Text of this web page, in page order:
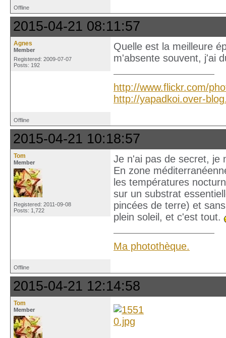
Offline
2015-04-21 08:11:57
Agnes
Member
Registered: 2009-07-07
Posts: 192
Quelle est la meilleure
m'absente souvent, j'ai
http://www.flickr.com/
http://yapadkoi.over-
Offline
2015-04-21 10:18:57
Tom
Member
Registered: 2011-09-08
Posts: 1,722
Je n'ai pas de secret, je
En zone
les températures
sur un substrat
pincées de terre) et
plein soleil, et c'est tout.
Ma photothèque.
Offline
2015-04-21 12:14:58
Tom
Member